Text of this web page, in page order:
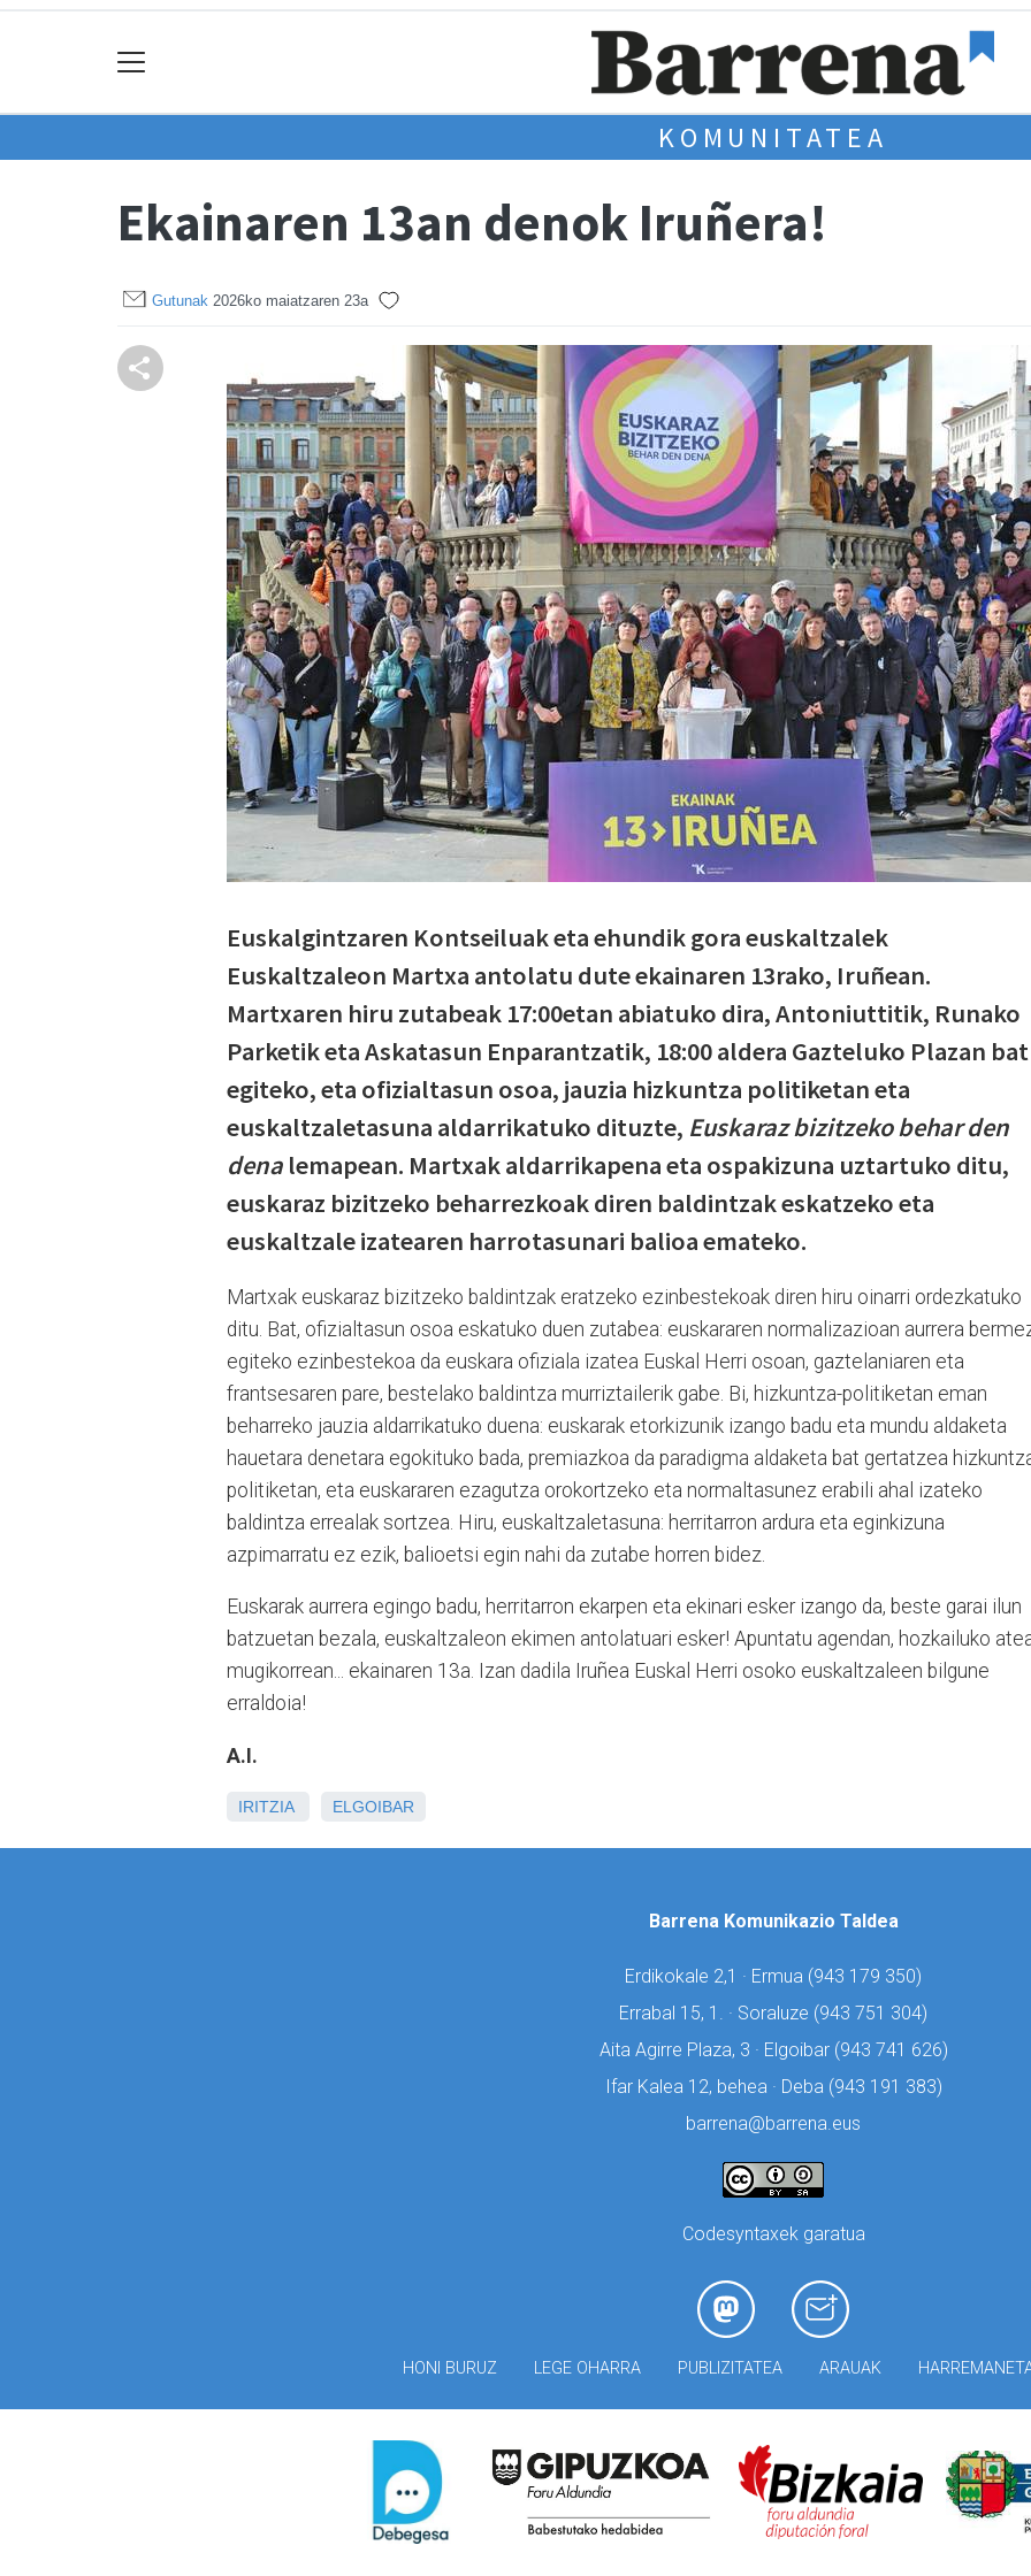
KOMUNITATEA
Ekainaren 13an denok Iruñera!
Gutunak 2026ko maiatzaren 23a
Euskalgintzaren Kontseiluak eta ehundik gora euskaltzalek
Euskaltzaleon Martxa antolatu dute ekainaren 13rako, Iruñean.
Martxaren hiru zutabeak 17:00etan abiatuko dira, Antoniuttitik, Runako
Parketik eta Askatasun Enparantzatik, 18:00 aldera Gazteluko Plazan bat
egiteko, eta ofizialtasun osoa, jauzia hizkuntza politiketan eta
euskaltzaletasuna aldarrikatuko dituzte, Euskaraz bizitzeko behar den
dena lemapean. Martxak aldarrikapena eta ospakizuna uztartuko ditu,
euskaraz bizitzeko beharrezkoak diren baldintzak eskatzeko eta
euskaltzale izatearen harrotasunari balioa emateko.
Martxak euskaraz bizitzeko baldintzak eratzeko ezinbestekoak diren hiru oinarri ordezkatuko
ditu. Bat, ofizialtasun osoa eskatuko duen zutabea: euskararen normalizazioan aurrera
egiteko ezinbestekoa da euskara ofiziala izatea Euskal Herri osoan, gaztelaniaren eta
frantsesaren pare, bestelako baldintza murriztailerik gabe. Bi, hizkuntza-politiketan eman
beharreko jauzia aldarrikatuko duena: euskarak etorkizunik izango badu eta mundu aldaketa
hauetara denetara egokituko bada, premiazkoa da paradigma aldaketa bat gertatzea
politiketan, eta euskararen ezagutza orokortzeko eta normaltasunez erabili ahal izateko
baldintza errealak sortzea. Hiru, euskaltzaletasuna: herritarron ardura eta eginkizuna
azpimarratu ez ezik, balioetsi egin nahi da zutabe horren bidez.
Euskarak aurrera egingo badu, herritarron ekarpen eta ekinari esker izango da, beste garai ilun
batzuetan bezala, euskaltzaleon ekimen antolatuari esker! Apuntatu agendan, hozkailuko
mugikorrean... ekainaren 13a. Izan dadila Iruñea Euskal Herri osoko euskaltzaleen bilgune
erraldoia!
A.I.
IRITZIA ELGOIBAR
Barrena Komunikazio Taldea
Erdikokale 2,1 · Ermua (943 179 350)
Errabal 15, 1. · Soraluze (943 751 304)
Aita Agirre Plaza, 3 · Elgoibar (943 741 626)
Ifar Kalea 12, behea · Deba (943 191 383)
barrena@barrena.eus
Codesyntaxek garatua
HONI BURUZ LEGE OHARRA PUBLIZITATEA ARAUAK